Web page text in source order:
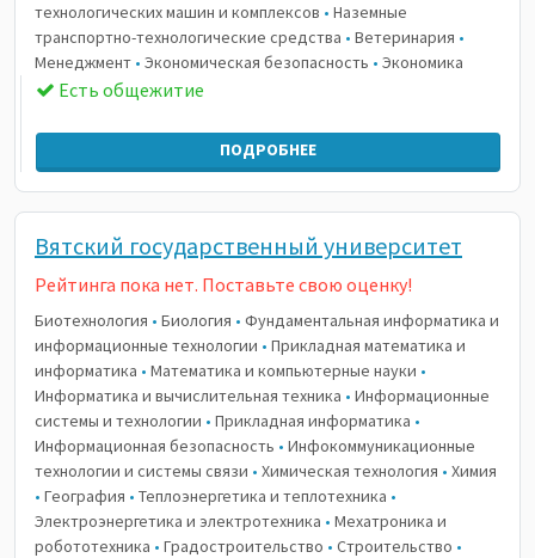
технологических машин и комплексов • Наземные
транспортно-технологические средства • Ветеринария •
Менеджмент • Экономическая безопасность • Экономика
Есть общежитие
ПОДРОБНЕЕ
Вятский государственный университет
Рейтинга пока нет. Поставьте свою оценку!
Биотехнология • Биология • Фундаментальная информатика и
информационные технологии • Прикладная математика и
информатика • Математика и компьютерные науки •
Информатика и вычислительная техника • Информационные
системы и технологии • Прикладная информатика •
Информационная безопасность • Инфокоммуникационные
технологии и системы связи • Химическая технология • Химия
• География • Теплоэнергетика и теплотехника •
Электроэнергетика и электротехника • Мехатроника и
робототехника • Градостроительство • Строительство •